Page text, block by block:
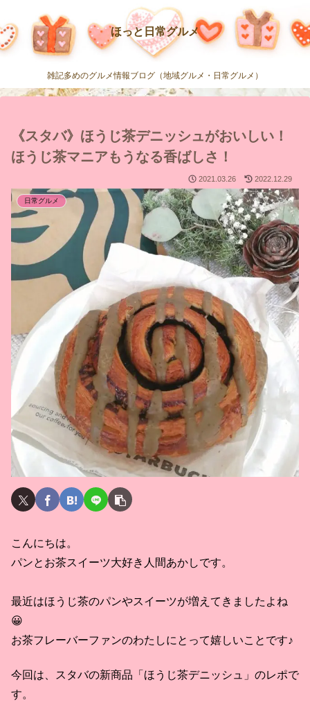
ほっと日常グルメ
雑記多めのグルメ情報ブログ（地域グルメ・日常グルメ）
《スタバ》ほうじ茶デニッシュがおいしい！
ほうじ茶マニアもうなる香ばしさ！
2021.03.26 2022.12.29
日常グルメ
こんにちは。
パンとお茶スイーツ大好き人間あかしです。
最近はほうじ茶のパンやスイーツが増えてきましたよね
😀
お茶フレーバーファンのわたしにとって嬉しいことです♪
今回は、スタバの新商品「ほうじ茶デニッシュ」のレポで
す。